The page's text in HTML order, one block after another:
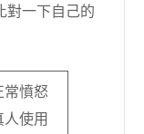
對一下自己的
常憤怒
人使用